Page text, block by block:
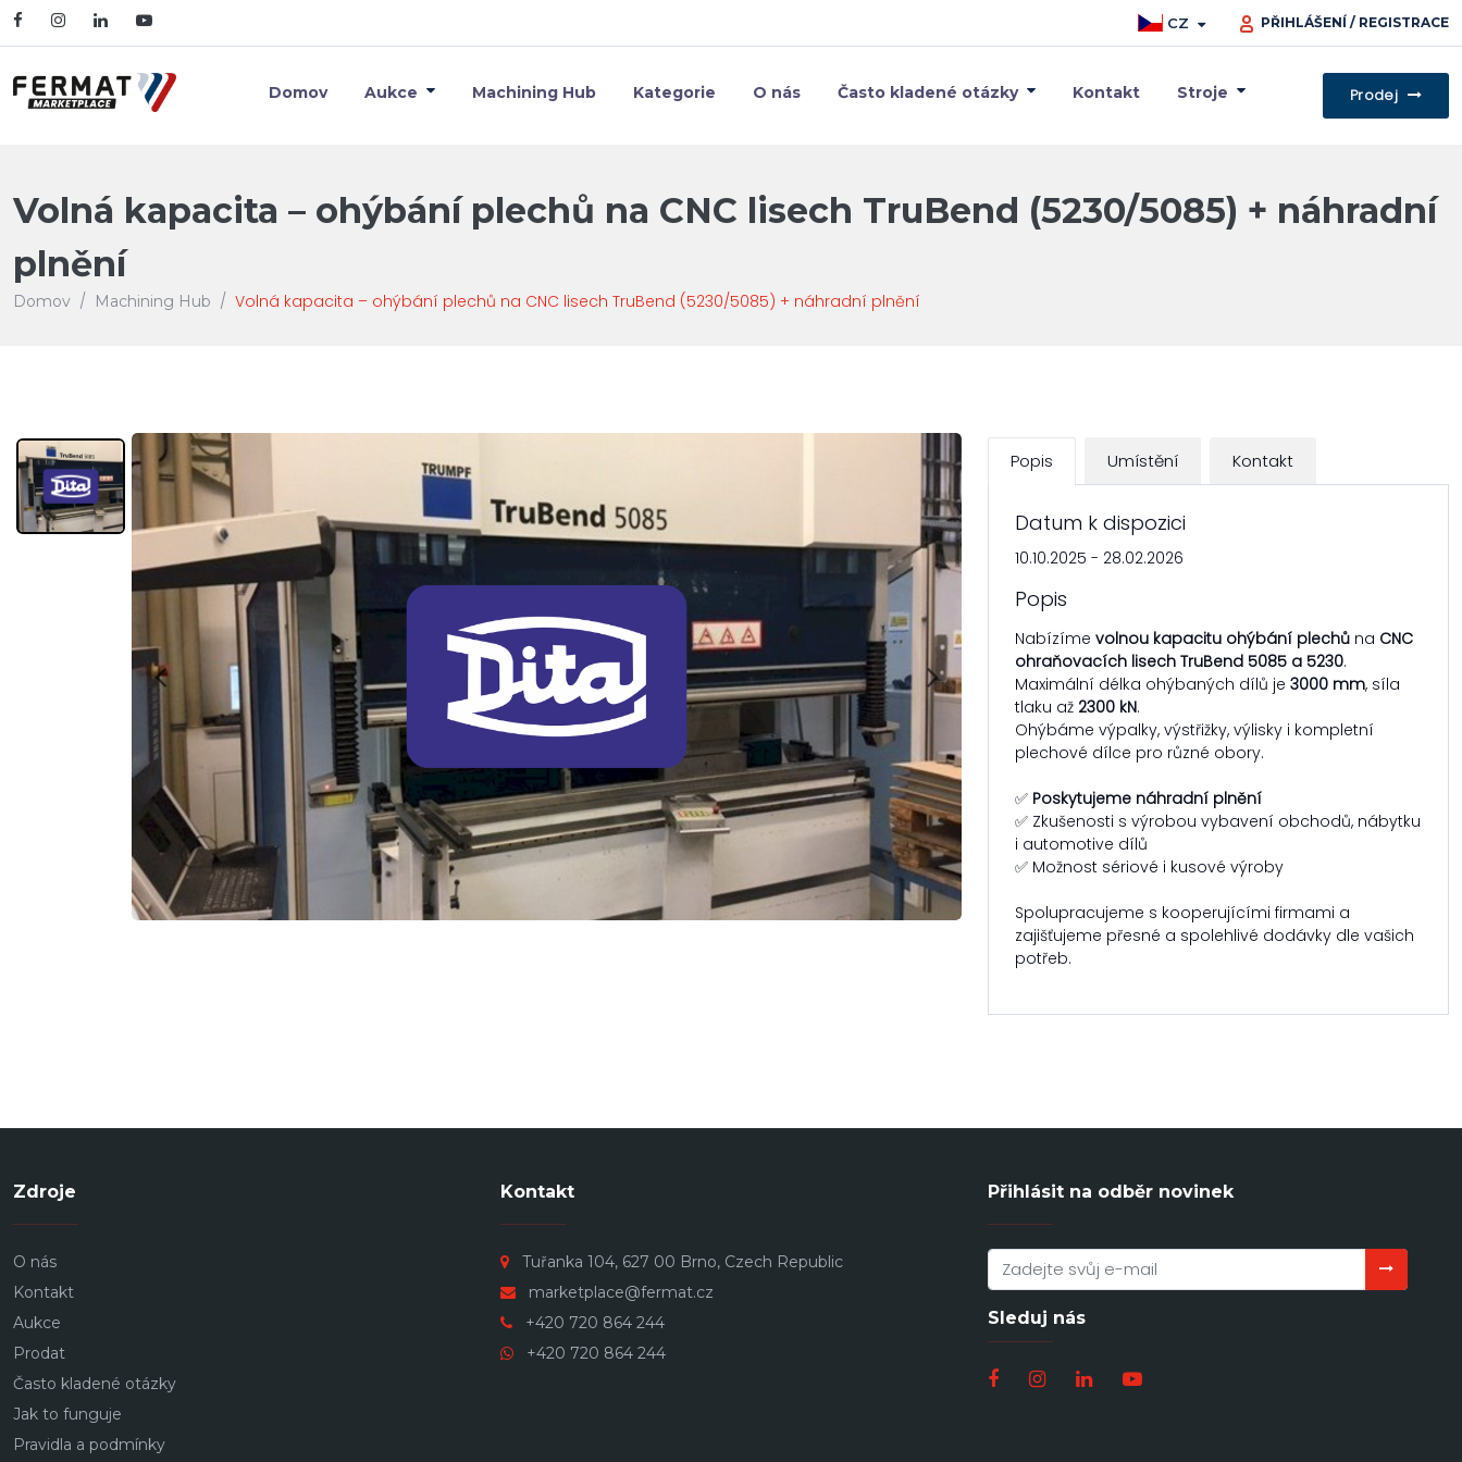
CZ PŘIHLÁŠENÍ / REGISTRACE
Domov Aukce Machining Hub Kategorie O nás Často kladené otázky Kontakt Stroje Prodej
Volná kapacita – ohýbání plechů na CNC lisech TruBend (5230/5085) + náhradní
plnění
Domov Machining Hub Volná kapacita – ohýbání plechů na CNC lisech TruBend (5230/5085) + náhradní plnění
Popis Umístění Kontakt
Datum k dispozici
10.10.2025 - 28.02.2026
Popis
Nabízíme volnou kapacitu ohýbání plechů na CNC
ohraňovacích lisech TruBend 5085 a 5230.
Maximální délka ohýbaných dílů je 3000 mm, síla
tlaku až 2300 kN.
Ohýbáme výpalky, výstřižky, výlisky i kompletní
plechové dílce pro různé obory.
✅ Poskytujeme náhradní plnění
✅ Zkušenosti s výrobou vybavení obchodů, nábytku
i automotive dílů
✅ Možnost sériové i kusové výroby
Spolupracujeme s kooperujícími firmami a
zajišťujeme přesné a spolehlivé dodávky dle vašich
potřeb.
Zdroje
O nás
Kontakt
Aukce
Prodat
Často kladené otázky
Jak to funguje
Pravidla a podmínky
Kontakt
Tuřanka 104, 627 00 Brno, Czech Republic
marketplace@fermat.cz
+420 720 864 244
+420 720 864 244
Přihlásit na odběr novinek
Sleduj nás